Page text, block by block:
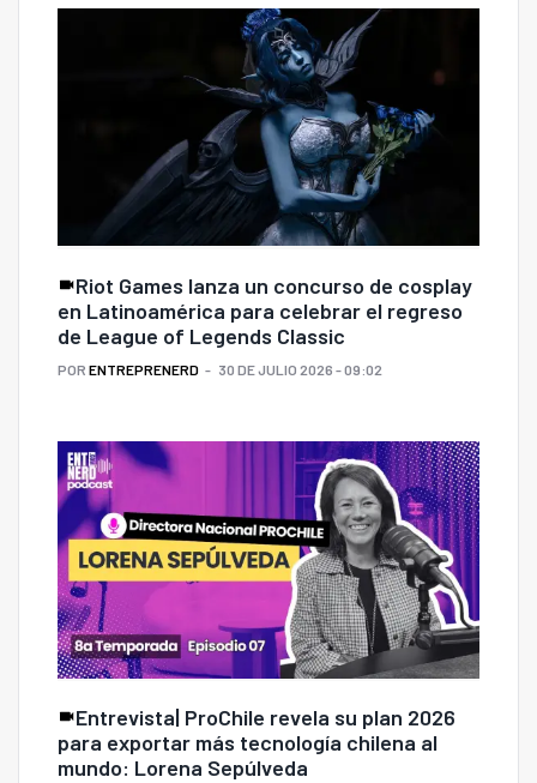
Riot Games lanza un concurso de cosplay
en Latinoamérica para celebrar el regreso
de League of Legends Classic
POR ENTREPRENERD 30 DE JULIO 2026 - 09:02
Entrevista| ProChile revela su plan 2026
para exportar más tecnología chilena al
mundo: Lorena Sepúlveda